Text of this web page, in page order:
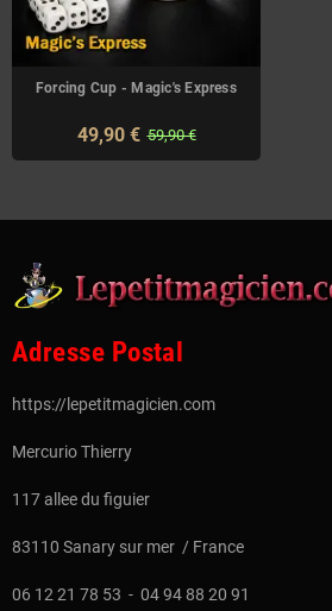
Forcing Cup - Magic's Express
49,90 € 59,90 €
Adresse Postal
https://lepetitmagicien.com
Mercurio Thierry
117 allee du figuier
83110 Sanary sur mer / France
06 12 21 78 53 - 04 94 88 20 91